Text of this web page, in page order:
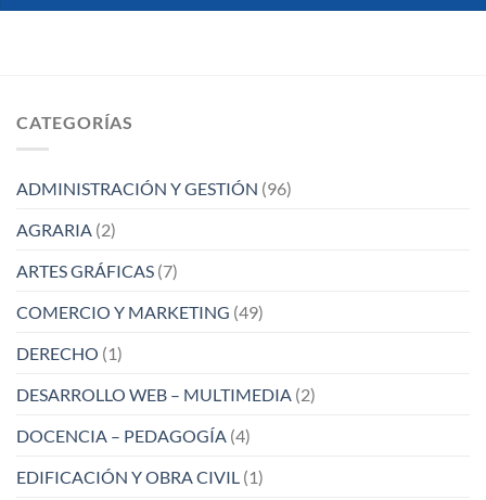
CATEGORÍAS
ADMINISTRACIÓN Y GESTIÓN (96)
AGRARIA (2)
ARTES GRÁFICAS (7)
COMERCIO Y MARKETING (49)
DERECHO (1)
DESARROLLO WEB – MULTIMEDIA (2)
DOCENCIA – PEDAGOGÍA (4)
EDIFICACIÓN Y OBRA CIVIL (1)